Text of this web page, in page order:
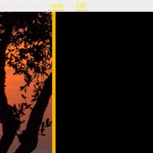
+Info OK